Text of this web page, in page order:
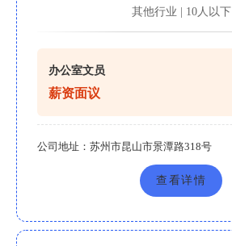
其他行业 | 10人以下
办公室文员
薪资面议
公司地址： 苏州市昆山市景潭路318号
查看详情